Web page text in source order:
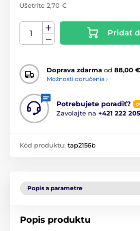
Ušetríte 2,70 €
Pridať
Doprava zdarma od 88,00 €
Možnosti doručenia ›
Potrebujete poradiť?
Zavolajte na +421 222
Kód produktu: tap2156b
Popis a parametre
Popis produktu